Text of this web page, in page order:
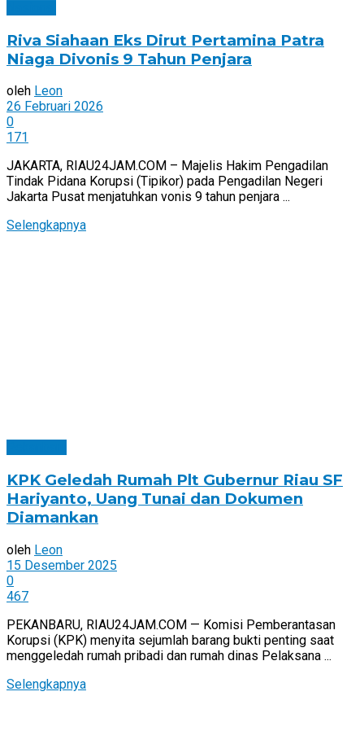
Riva Siahaan Eks Dirut Pertamina Patra
Niaga Divonis 9 Tahun Penjara
oleh Leon
26 Februari 2026
0
171
JAKARTA, RIAU24JAM.COM – Majelis Hakim Pengadilan
Tindak Pidana Korupsi (Tipikor) pada Pengadilan Negeri
Jakarta Pusat menjatuhkan vonis 9 tahun penjara ...
Selengkapnya
KPK Geledah Rumah Plt Gubernur Riau SF
Hariyanto, Uang Tunai dan Dokumen
Diamankan
oleh Leon
15 Desember 2025
0
467
PEKANBARU, RIAU24JAM.COM — Komisi Pemberantasan
Korupsi (KPK) menyita sejumlah barang bukti penting saat
menggeledah rumah pribadi dan rumah dinas Pelaksana ...
Selengkapnya